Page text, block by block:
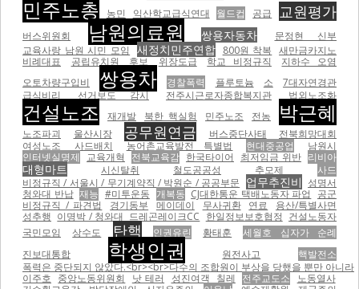
민주노총 농민 익산학교급식연대 월드컵 공급 교원평가
버스위원회 남원의료원 쌍용자동차
문정현 신부
교육사랑 남원 시민 모임
새정치민주연합 800원 착복 새만금카지노
비례대표
공립유치원 후보 위장도급 학교 비정규직
지하수 오염
오토차량구입비
쌍용차 경찰폭력 플루토늄 소
7대자연경관
급식비리
선거보도 감시 전주시근로자종합복지관 법외노조화
건설노조 재개발 북한 핵실험 민주노조 전농 박근혜
노조파괴 울산시장 공무원연금 버스중단사태
전북희망대회
여성노조
사드배치 농어촌교육발전 특별법 현대중공업
남원시
인터넷실명제 교육개혁 전북교육감 한국타이어 최저임금 위반 리비아
대형마트 시신탈취 철도공공성 추모제
사드
비정규직 / 서울시 / 무기계약직 / 박원순 / 공공부문 업무추진비 성명서
청와대 반납 재능 #미투운동 개복동 CJ대한통운 택배노동자 파업
공군
비정규직 / 파견법
경기동부 메이데이 무사귀환 연료
용산/특별사면
성추행 이명박 / 청와대 드레곤레이크CC 한일정보보호협정 건설노동자
국민모임
상수도 탄핵 인권유린 황태훈
세월호 십자가 순례
진보대통합
학생인권 원전사고
핵발전소
폭력은 중단되지 않았다.<br><br>다수의 조합원이 부상을 당했을 뿐만 아니라
이주호 중앙노동위원회 낫 테러 성진여객 칠레 전주교도소
노동열사